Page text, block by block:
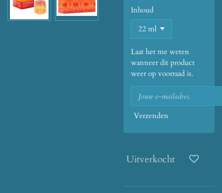
Inhoud
Laat het me weten
wanneer dit product
weer op voorraad is.
Verzenden
Uitverkocht